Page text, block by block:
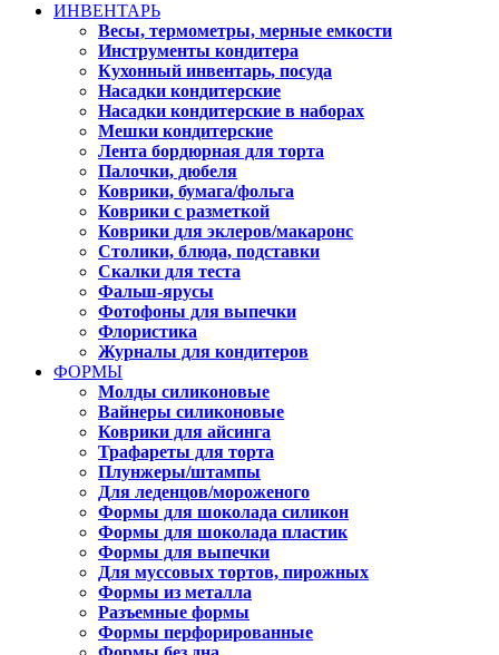
ИНВЕНТАРЬ
Весы, термометры, мерные емкости
Инструменты кондитера
Кухонный инвентарь, посуда
Насадки кондитерские
Насадки кондитерские в наборах
Мешки кондитерские
Лента бордюрная для торта
Палочки, дюбеля
Коврики, бумага/фольга
Коврики с разметкой
Коврики для эклеров/макаронс
Столики, блюда, подставки
Скалки для теста
Фальш-ярусы
Фотофоны для выпечки
Флористика
Журналы для кондитеров
ФОРМЫ
Молды силиконовые
Вайнеры силиконовые
Коврики для айсинга
Трафареты для торта
Плунжеры/штампы
Для леденцов/мороженого
Формы для шоколада силикон
Формы для шоколада пластик
Формы для выпечки
Для муссовых тортов, пирожных
Формы из металла
Разъемные формы
Формы перфорированные